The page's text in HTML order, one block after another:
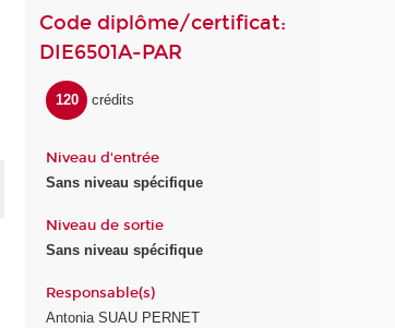
Code diplôme/certificat:
DIE6501A-PAR
120 crédits
Niveau d'entrée
Sans niveau spécifique
Niveau de sortie
Sans niveau spécifique
Responsable(s)
Antonia SUAU PERNET